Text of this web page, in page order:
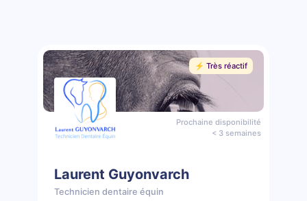
⚡️ Très réactif
Prochaine disponibilité
< 3 semaines
Laurent Guyonvarch
Technicien dentaire équin